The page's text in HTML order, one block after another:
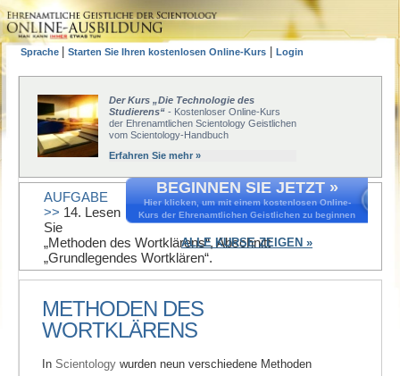
Sprache Starten Sie Ihren kostenlosen Online-Kurs Login
Der Kurs „Die Technologie des
Studierens“ - Kostenloser Online-Kurs
der Ehrenamtlichen Scientology Geistlichen
vom Scientology-Handbuch
Erfahren Sie mehr »
BEGINNEN SIE JETZT »
Hier klicken, um mit einem kostenlosen Online-
Kurs der Ehrenamtlichen Geistlichen zu beginnen
ALLE KURSE ZEIGEN »
AUFGABE
>> 14. Lesen
Sie
„Methoden des Wortklärens“, Abschnitt
„Grundlegendes Wortklären“.
METHODEN DES
WORTKLÄRENS
In Scientology wurden neun verschiedene Methoden